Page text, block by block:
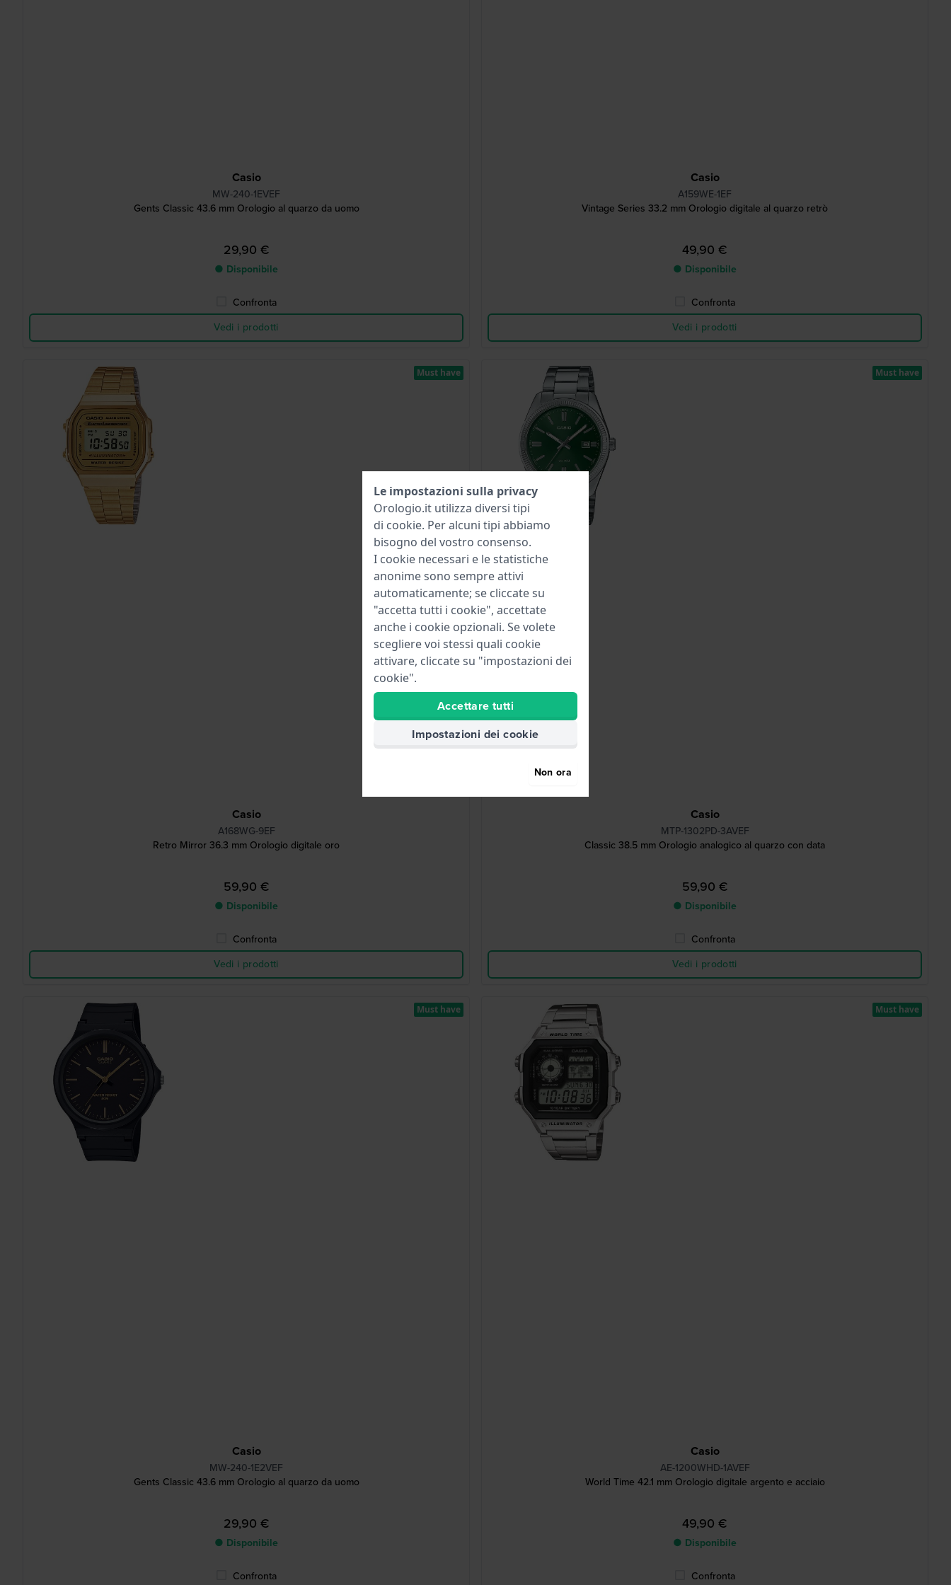
Casio
MW-240-1EVEF
Gents Classic 43.6 mm Orologio al quarzo da uomo
29,90 €
● Disponibile
Confronta
Vedi i prodotti
Casio
A159WE-1EF
Vintage Series 33.2 mm Orologio digitale al quarzo retrò
49,90 €
● Disponibile
Confronta
Vedi i prodotti
Casio
A168WG-9EF
Retro Mirror 36.3 mm Orologio digitale oro
59,90 €
● Disponibile
Confronta
Vedi i prodotti
Must have
Casio
MTP-1302PD-3AVEF
Classic 38.5 mm Orologio analogico al quarzo con data
59,90 €
● Disponibile
Confronta
Vedi i prodotti
Must have
Casio
MW-240-1E2VEF
Gents Classic 43.6 mm Orologio al quarzo da uomo
29,90 €
● Disponibile
Confronta
Must have
Casio
AE-1200WHD-1AVEF
World Time 42.1 mm Orologio digitale argento e acciaio
49,90 €
● Disponibile
Confronta
Must have
Le impostazioni sulla privacy
Orologio.it utilizza diversi tipi
di cookie. Per alcuni tipi abbiamo
bisogno del vostro consenso.
I cookie necessari e le statistiche
anonime sono sempre attivi
automaticamente; se cliccate su
"accetta tutti i cookie", accettate
anche i cookie opzionali. Se volete
scegliere voi stessi quali cookie
attivare, cliccate su "impostazioni dei
cookie".
Accettare tutti
Impostazioni dei cookie
Non ora